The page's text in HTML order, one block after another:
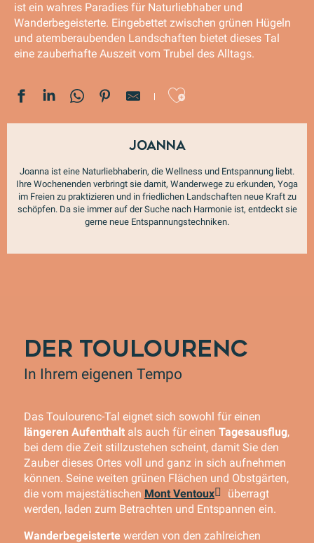
ist ein wahres Paradies für Naturliebhaber und
Wanderbegeisterte. Eingebettet zwischen grünen Hügeln
und atemberaubenden Landschaften bietet dieses Tal
eine zauberhafte Auszeit vom Trubel des Alltags.
Ajouter
Joanna
Joanna ist eine Naturliebhaberin, die Wellness und Entspannung liebt.
Ihre Wochenenden verbringt sie damit, Wanderwege zu erkunden, Yoga
im Freien zu praktizieren und in friedlichen Landschaften neue Kraft zu
schöpfen. Da sie immer auf der Suche nach Harmonie ist, entdeckt sie
gerne neue Entspannungstechniken.
DER TOULOURENC
In Ihrem eigenen Tempo
Das Toulourenc-Tal eignet sich sowohl für einen
längeren Aufenthalt als auch für einen Tagesausflug,
bei dem die Zeit stillzustehen scheint, damit Sie den
Zauber dieses Ortes voll und ganz in sich aufnehmen
können. Seine weiten grünen Flächen und Obstgärten,
die vom majestätischen Mont Ventoux
überragt
werden, laden zum Betrachten und Entspannen ein.
Wanderbegeisterte werden von den zahlreichen